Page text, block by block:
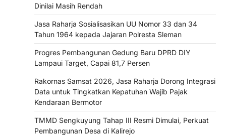
Dinilai Masih Rendah
Jasa Raharja Sosialisasikan UU Nomor 33 dan 34
Tahun 1964 kepada Jajaran Polresta Sleman
Progres Pembangunan Gedung Baru DPRD DIY
Lampaui Target, Capai 81,7 Persen
Rakornas Samsat 2026, Jasa Raharja Dorong Integrasi
Data untuk Tingkatkan Kepatuhan Wajib Pajak
Kendaraan Bermotor
TMMD Sengkuyung Tahap III Resmi Dimulai, Perkuat
Pembangunan Desa di Kalirejo